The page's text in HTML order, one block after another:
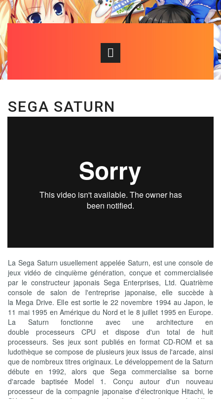
SEGA SATURN
La Sega Saturn usuellement appelée Saturn, est une console de
jeux vidéo de cinquième génération, conçue et commercialisée
par le constructeur japonais Sega Enterprises, Ltd. Quatrième
console de salon de l'entreprise japonaise, elle succède à
la Mega Drive. Elle est sortie le 22 novembre 1994 au Japon, le
11 mai 1995 en Amérique du Nord et le 8 juillet 1995 en Europe.
La Saturn fonctionne avec une architecture en
double processeurs CPU et dispose d'un total de huit
processeurs. Ses jeux sont publiés en format CD-ROM et sa
ludothèque se compose de plusieurs jeux issus de l'arcade, ainsi
que de nombreux titres originaux. Le développement de la Saturn
débute en 1992, alors que Sega commercialise sa borne
d'arcade baptisée Model 1. Conçu autour d'un nouveau
processeur de la compagnie japonaise d'électronique Hitachi, le